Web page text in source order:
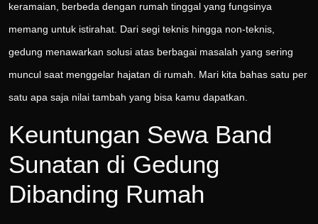
keramaian, berbeda dengan rumah tinggal yang fungsinya
memang untuk istirahat. Dari segi teknis hingga non-teknis,
gedung menawarkan solusi atas berbagai masalah yang sering
muncul saat menggelar hajatan di rumah. Mari kita bahas satu per
satu apa saja nilai tambah yang bisa kamu dapatkan.
Keuntungan Sewa Band
Sunatan di Gedung
Dibanding Rumah